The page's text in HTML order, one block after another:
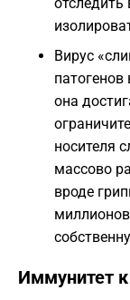
Вирус
патогенов
она
носителя
массово
вроде
Иммунитет